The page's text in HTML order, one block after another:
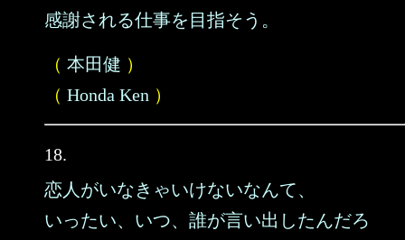
感謝される仕事を目指そう。
（ 本田健 ）
（ Honda Ken ）
18.
恋人がいなきゃいけないなんて、
いったい、いつ、誰が言い出したんだろ